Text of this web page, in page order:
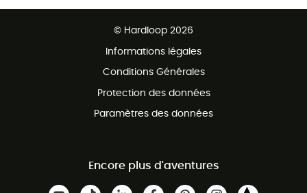
© Hardloop 2026
Informations légales
Conditions Générales
Protection des données
Paramètres des données
Encore plus d'aventures